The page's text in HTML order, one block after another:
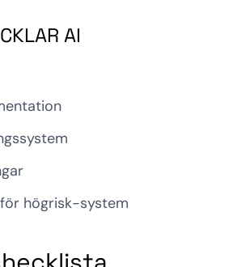
AI
högrisk-system